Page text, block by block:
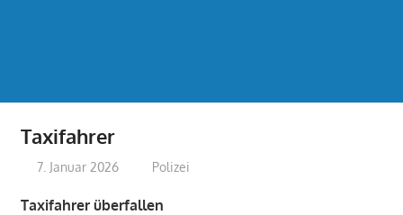
Taxifahrer
7. Januar 2026 treffpunkt
Polizei
Taxifahrer überfallen